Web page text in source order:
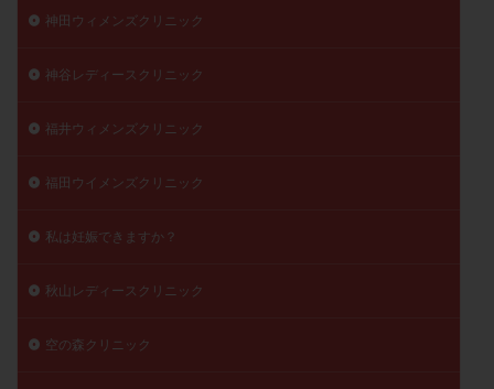
神田ウィメンズクリニック
神谷レディースクリニック
福井ウィメンズクリニック
福田ウイメンズクリニック
私は妊娠できますか？
秋山レディースクリニック
空の森クリニック